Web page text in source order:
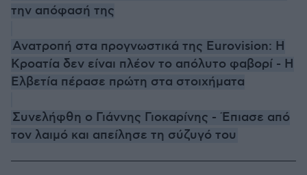
την απόφασή της
Ανατροπή στα προγνωστικά της Eurovision: Η
Κροατία δεν είναι πλέον το απόλυτο φαβορί - Η
Ελβετία πέρασε πρώτη στα στοιχήματα
Συνελήφθη ο Γιάννης Γιοκαρίνης - Έπιασε από
τον λαιμό και απείλησε τη σύζυγό του